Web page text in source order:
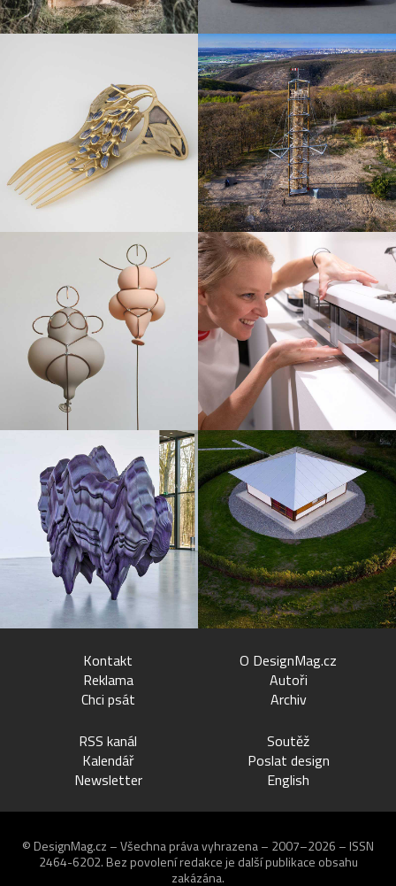
Kontakt
Reklama
Chci psát
O DesignMag.cz
Autoři
Archiv
RSS kanál
Kalendář
Newsletter
Soutěž
Poslat design
English
© DesignMag.cz – Všechna práva vyhrazena – 2007–2026 – ISSN
2464-6202. Bez povolení redakce je další publikace obsahu
zakázána.